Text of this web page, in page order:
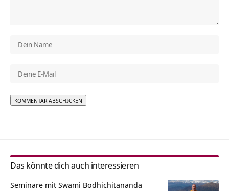
Das könnte dich auch interessieren
Seminare mit Swami Bodhichitananda